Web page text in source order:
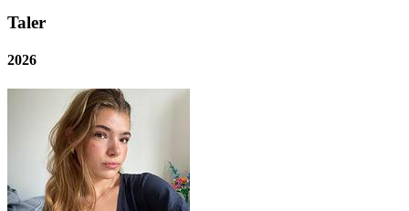
Taler
2026